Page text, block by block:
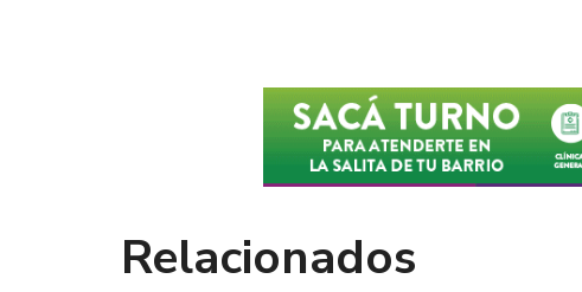
Relacionados